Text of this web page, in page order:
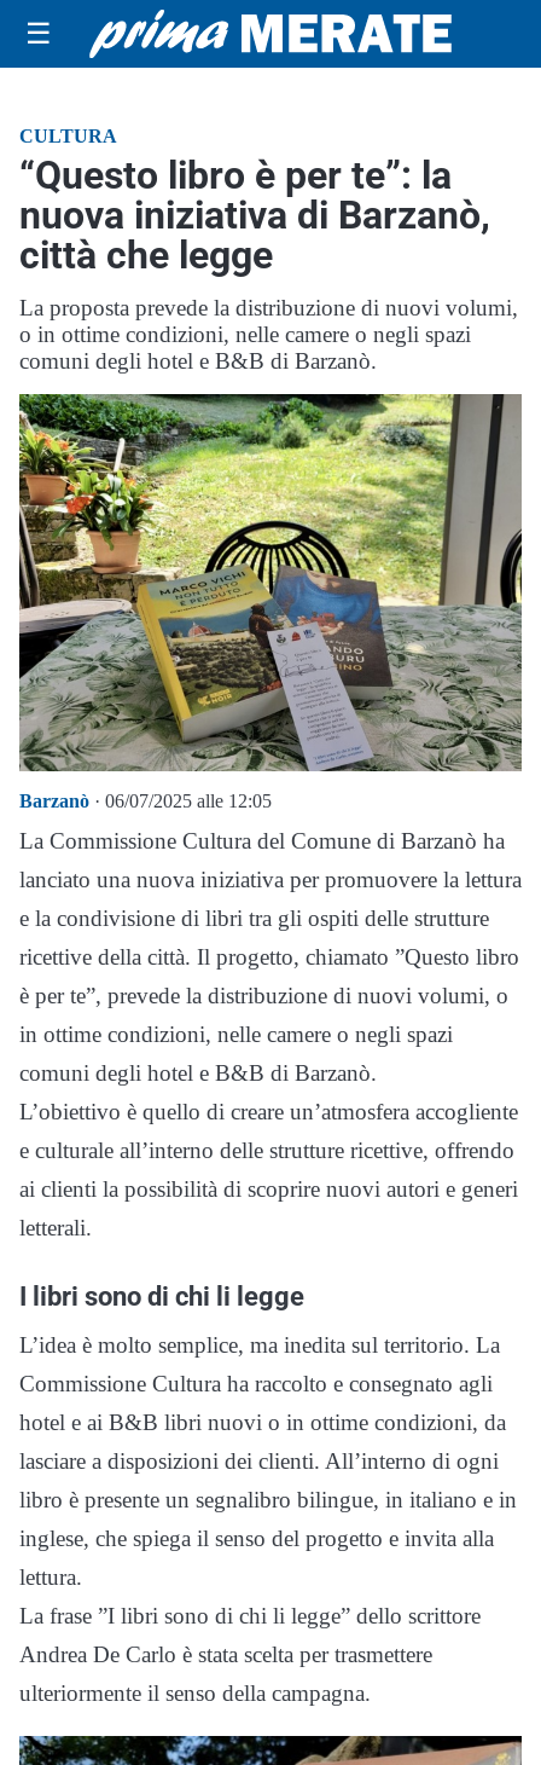
☰
CULTURA
“Questo libro è per te”: la
nuova iniziativa di Barzanò,
città che legge
La proposta prevede la distribuzione di nuovi volumi,
o in ottime condizioni, nelle camere o negli spazi
comuni degli hotel e B&B di Barzanò.
Barzanò · 06/07/2025 alle 12:05
La Commissione Cultura del Comune di Barzanò ha
lanciato una nuova iniziativa per promuovere la lettura
e la condivisione di libri tra gli ospiti delle strutture
ricettive della città. Il progetto, chiamato ”Questo libro
è per te”, prevede la distribuzione di nuovi volumi, o
in ottime condizioni, nelle camere o negli spazi
comuni degli hotel e B&B di Barzanò.
L’obiettivo è quello di creare un’atmosfera accogliente
e culturale all’interno delle strutture ricettive, offrendo
ai clienti la possibilità di scoprire nuovi autori e generi
letterali.
I libri sono di chi li legge
L’idea è molto semplice, ma inedita sul territorio. La
Commissione Cultura ha raccolto e consegnato agli
hotel e ai B&B libri nuovi o in ottime condizioni, da
lasciare a disposizioni dei clienti. All’interno di ogni
libro è presente un segnalibro bilingue, in italiano e in
inglese, che spiega il senso del progetto e invita alla
lettura.
La frase ”I libri sono di chi li legge” dello scrittore
Andrea De Carlo è stata scelta per trasmettere
ulteriormente il senso della campagna.